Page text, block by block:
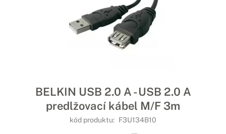
BELKIN USB 2.0 A - USB 2.0 A
predlžovací kábel M/F 3m
kód produktu: F3U134B10